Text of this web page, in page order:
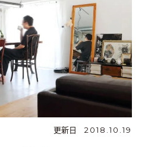
更新日 2018.10.19